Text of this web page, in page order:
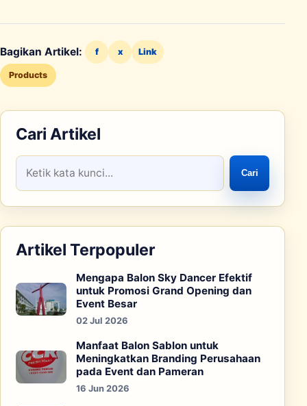
Bagikan Artikel: f x Link
Products
Cari Artikel
Cari
Artikel Terpopuler
Mengapa Balon Sky Dancer Efektif
untuk Promosi Grand Opening dan
Event Besar
02 Jul 2026
Manfaat Balon Sablon untuk
Meningkatkan Branding Perusahaan
pada Event dan Pameran
16 Jun 2026